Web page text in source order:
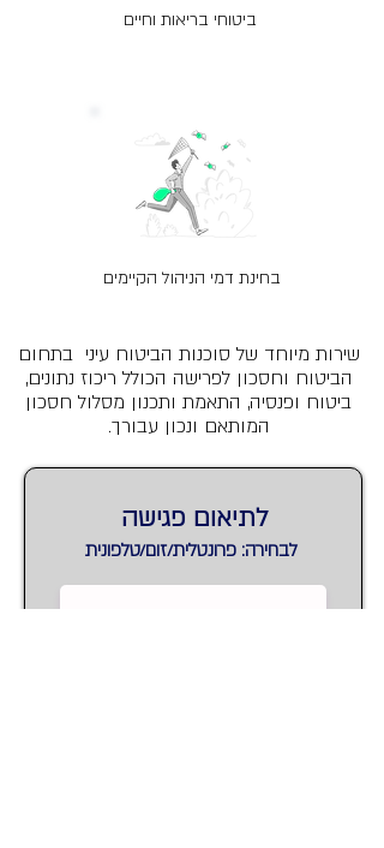
ביטוחי בריאות וחיים
בחינת דמי הניהול הקיימים
שירות מיוחד של סוכנות הביטוח עיני בתחום
הביטוח וחסכון לפרישה הכולל ריכוז נתונים,
ביטוח ופנסיה, התאמת ותכנון מסלול חסכון
המותאם ונכון עבורך.
לתיאום פגישה
לבחירה: פרונטלית/זום/טלפונית